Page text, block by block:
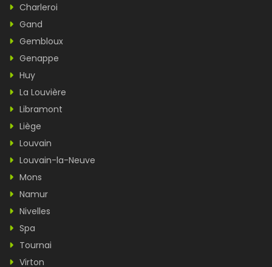
Charleroi
Gand
Gembloux
Genappe
Huy
La Louvière
Libramont
Liège
Louvain
Louvain-la-Neuve
Mons
Namur
Nivelles
Spa
Tournai
Virton